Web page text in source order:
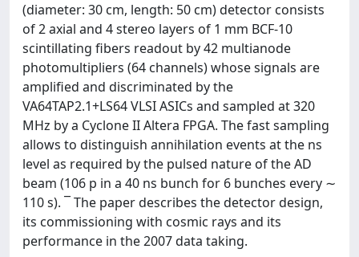
(diameter: 30 cm, length: 50 cm) detector consists
of 2 axial and 4 stereo layers of 1 mm BCF-10
scintillating ﬁbers readout by 42 multianode
photomultipliers (64 channels) whose signals are
ampliﬁed and discriminated by the
VA64TAP2.1+LS64 VLSI ASICs and sampled at 320
MHz by a Cyclone II Altera FPGA. The fast sampling
allows to distinguish annihilation events at the ns
level as required by the pulsed nature of the AD
beam (106 p in a 40 ns bunch for 6 bunches every ∼
110 s). ¯ The paper describes the detector design,
its commissioning with cosmic rays and its
performance in the 2007 data taking.